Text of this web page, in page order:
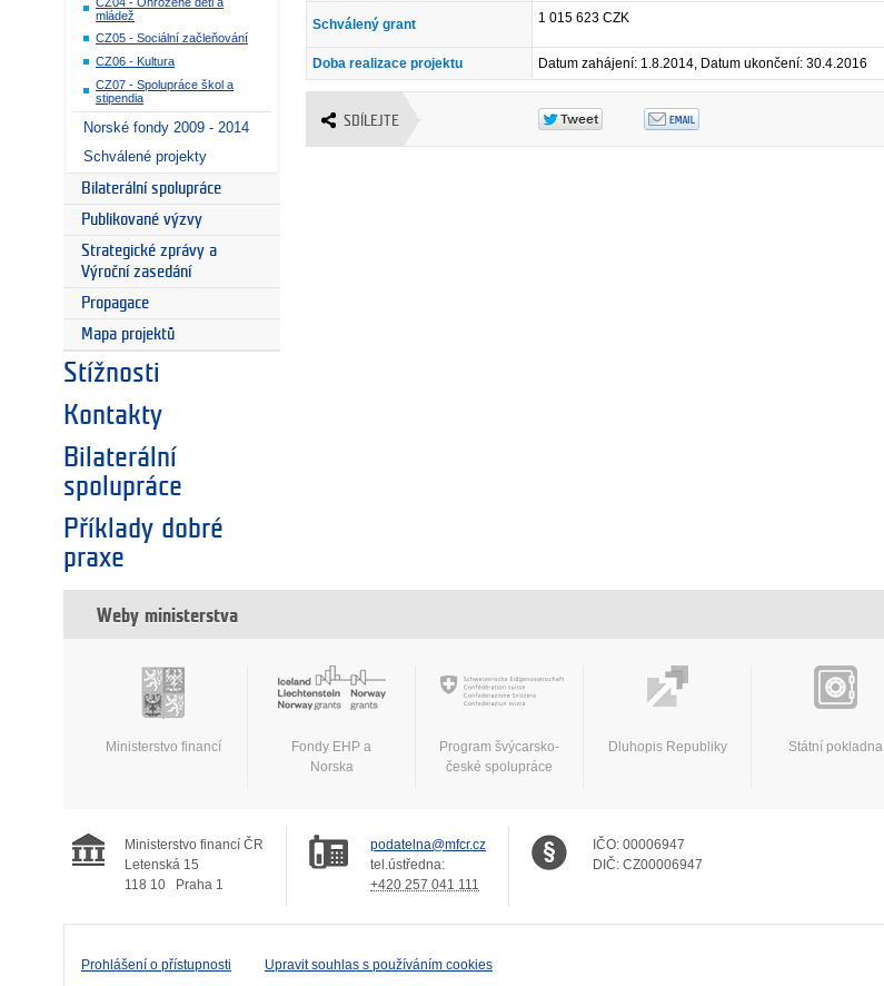
mládež
CZ05 - Sociální začleňování
CZ06 - Kultura
CZ07 - Spolupráce škol a
stipendia
Norské fondy 2009 - 2014
Schválené projekty
Bilaterální spolupráce
Publikované výzvy
Strategické zprávy a
Výroční zasedání
Propagace
Mapa projektů
Stížnosti
Kontakty
Bilaterální
spolupráce
Příklady dobré
praxe
Schválený grant 1 015 623 CZK
Doba realizace projektu Datum zahájení: 1.8.2014, Datum ukončení: 30.4.2016
SDÍLEJTE
Weby ministerstva
Ministerstvo financí
Fondy EHP a
Norska
Program švýcarsko-
české spolupráce
Dluhopis Republiky Státní pokladna
Ministerstvo financí ČR
Letenská 15
118 10
Praha 1
podatelna@mfcr.cz
tel.ústředna:
+420 257 041 111
IČO: 00006947
DIČ: CZ00006947
Prohlášení o přístupnosti Upravit souhlas s používáním cookies